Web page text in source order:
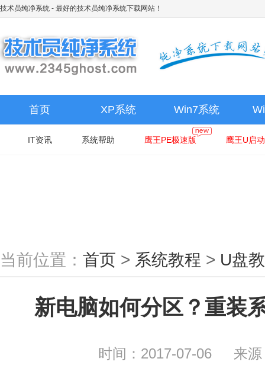
技术员纯净系统 - 最好的技术员纯净系统下载网站！
首页 XP系统 Win7系统
IT资讯 系统帮助 鹰王PE极速版 鹰王U启
当前位置： 首页 > 系统教程 > U盘
新电脑如何分区？重装
时间：2017-07-06 来